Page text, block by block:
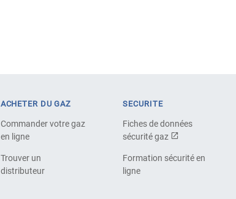
ACHETER DU GAZ
Commander votre gaz
en ligne
Trouver un
distributeur
SECURITE
Fiches de données
sécurité gaz
Formation sécurité en
ligne